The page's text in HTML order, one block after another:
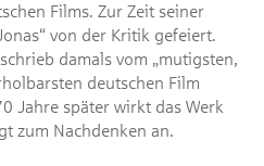
Films. Zur Zeit seiner
von der Kritik gefeiert.
damals vom „mutigsten,
deutschen Film
Jahre später wirkt das Werk
zum Nachdenken an.